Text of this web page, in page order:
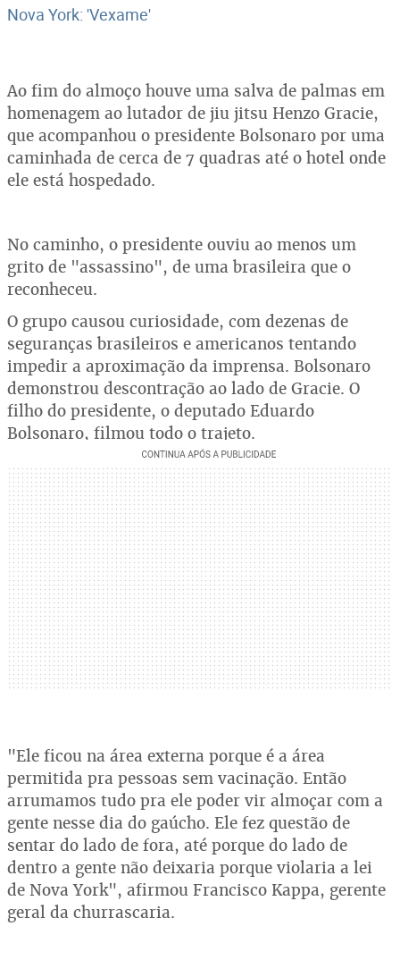
Nova York: 'Vexame'
Ao fim do almoço houve uma salva de palmas em
homenagem ao lutador de jiu jitsu Henzo Gracie,
que acompanhou o presidente Bolsonaro por uma
caminhada de cerca de 7 quadras até o hotel onde
ele está hospedado.
No caminho, o presidente ouviu ao menos um
grito de "assassino", de uma brasileira que o
reconheceu.
O grupo causou curiosidade, com dezenas de
seguranças brasileiros e americanos tentando
impedir a aproximação da imprensa. Bolsonaro
demonstrou descontração ao lado de Gracie. O
filho do presidente, o deputado Eduardo
Bolsonaro, filmou todo o trajeto.
"Ele ficou na área externa porque é a área
permitida pra pessoas sem vacinação. Então
arrumamos tudo pra ele poder vir almoçar com a
gente nesse dia do gaúcho. Ele fez questão de
sentar do lado de fora, até porque do lado de
dentro a gente não deixaria porque violaria a lei
de Nova York", afirmou Francisco Kappa, gerente
geral da churrascaria.